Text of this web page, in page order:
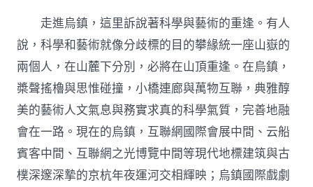
走進烏鎮，這里訴說著科學與藝術的重逢。有人
說，科學和藝術就像分歧標的目的攀緣統一座山嶽的
兩個人，在山麓下分別，必將在山頂重逢。在烏鎮，
槳聲搖櫓與思惟碰撞，小橋連廊與萬物互聯，典雅醇
美的藝術人文氣息與務實求真的科學氣質，完善地融
會在一路。現在的烏鎮，互聯網國際會展中間、云船
賓客中間、互聯網之光博覽中間等現代地標建筑與古
樸深邃深摯的京杭年夜運河交相輝映；烏鎮國際戲劇